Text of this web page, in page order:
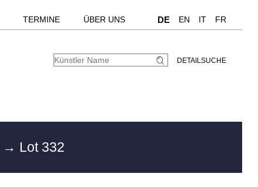
TERMINE ÜBER UNS DE EN IT FR
DETAILSUCHE
→ Lot 332